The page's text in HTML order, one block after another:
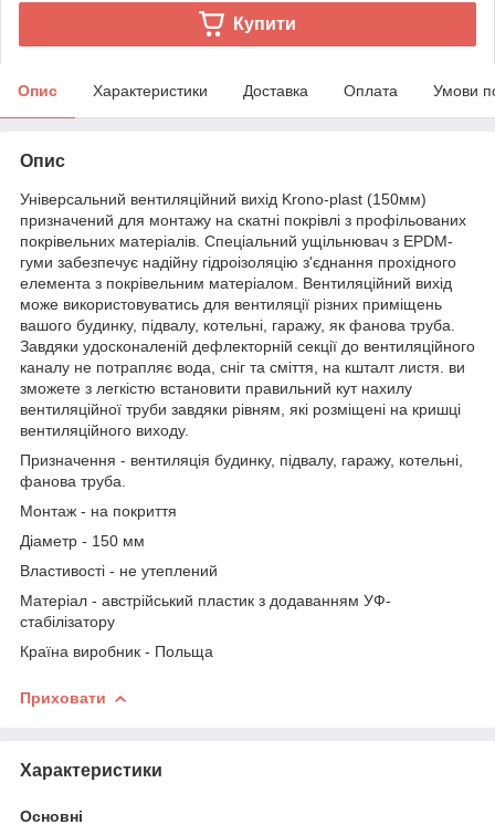
Купити
Опис Характеристики Доставка Оплата Умови
Опис
Універсальний вентиляційний вихід Krono-plast (150мм)
призначений для монтажу на скатні покрівлі з профільованих
покрівельних матеріалів. Спеціальний ущільнювач з EPDM-
гуми забезпечує надійну гідроізоляцію з'єднання прохідного
елемента з покрівельним матеріалом. Вентиляційний вихід
може використовуватись для вентиляції різних приміщень
вашого будинку, підвалу, котельні, гаражу, як фанова труба.
Завдяки удосконаленій дефлекторній секції до вентиляційного
каналу не потрапляє вода, сніг та сміття, на кшталт листя. ви
зможете з легкістю встановити правильний кут нахилу
вентиляційної труби завдяки рівням, які розміщені на кришці
вентиляційного виходу.
Призначення - вентиляція будинку, підвалу, гаражу, котельні,
фанова труба.
Монтаж - на покриття
Діаметр - 150 мм
Властивості - не утеплений
Матеріал - австрійський пластик з додаванням УФ-
стабілізатору
Країна виробник - Польща
Приховати
Характеристики
Основні